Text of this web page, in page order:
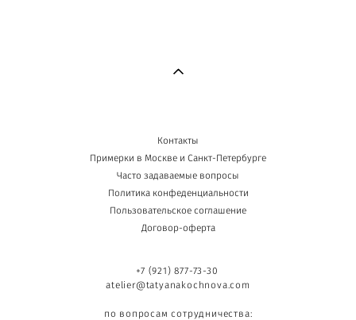
Контакты
Примерки в Москве и Санкт-Петербурге
Часто задаваемые вопросы
Политика конфеденциальности
Пользовательское соглашение
Договор-оферта
+7 (921) 877-73-30
atelier@tatyanakochnova.com
по вопросам сотрудничества: